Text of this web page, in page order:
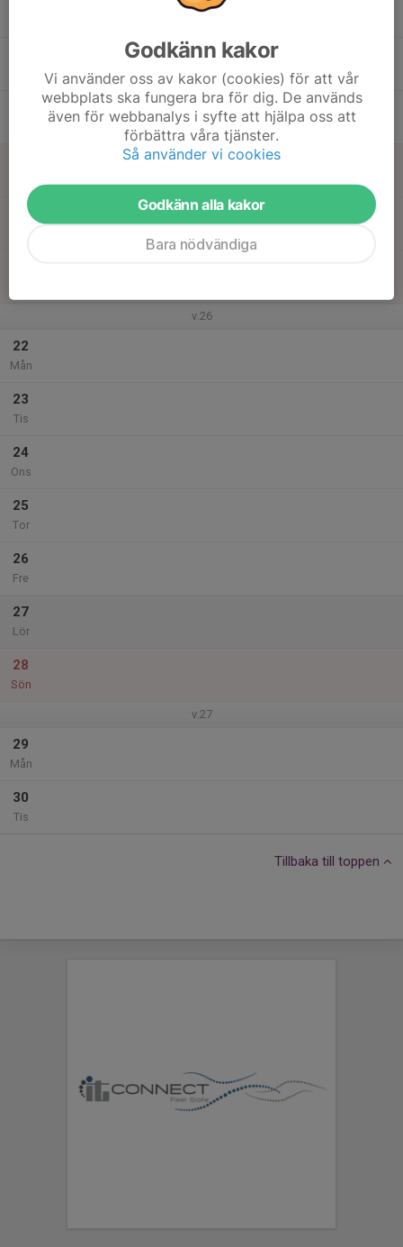
20
v.26
22
Mån
23
Tis
24
Ons
25
Tor
26
Fre
27
Lör
28
Sön
v.27
29
Mån
30
Tis
Tillbaka till toppen
Godkänn kakor
Vi använder oss av kakor (cookies) för att vår
webbplats ska fungera bra för dig. De används
även för webbanalys i syfte att hjälpa oss att
förbättra våra tjänster.
Så använder vi cookies
Godkänn alla kakor
Bara nödvändiga